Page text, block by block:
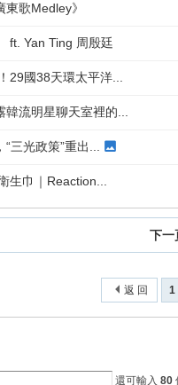
歌Medley》
ft. Yan Ting 周殷廷
29國38天環太平洋...
流明星聊天室裡的...
三光政策”重出...
生巾｜Reaction...
下一
1
返 回
還可輸入 80